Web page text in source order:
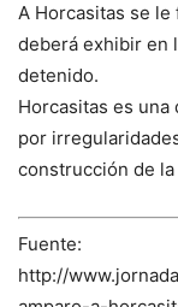
A Horcasitas se
deberá exhibir en
detenido.
Horcasitas es
por
construcción de
Fuente:
http://